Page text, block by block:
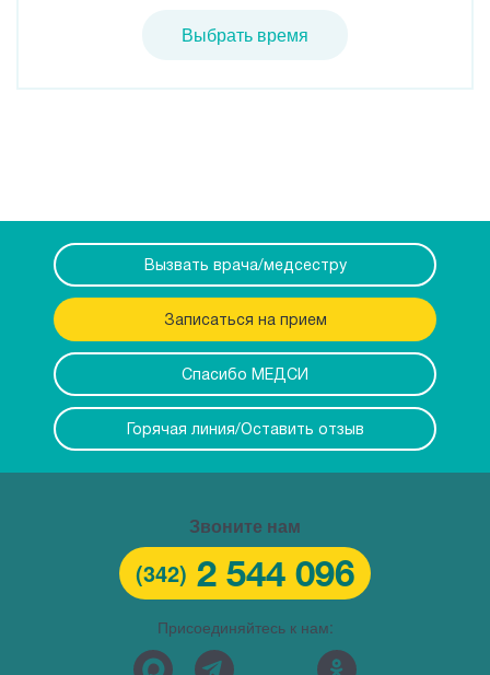
Выбрать время
Вызвать врача/медсестру
Записаться на прием
Спасибо МЕДСИ
Горячая линия/Оставить отзыв
Звоните нам
(342) 2 544 096
Присоединяйтесь к нам: